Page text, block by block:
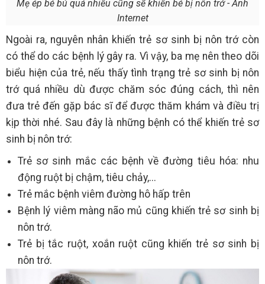
Mẹ ép bé bú quá nhiều cũng sẽ khiến bé bị nôn trớ - Ảnh
Internet
Ngoài ra, nguyên nhân khiến trẻ sơ sinh bị nôn trớ còn
có thể do các bệnh lý gây ra. Vì vậy, ba mẹ nên theo dõi
biểu hiện của trẻ, nếu thấy tình trạng trẻ sơ sinh bị nôn
trớ quá nhiều dù được chăm sóc đúng cách, thì nên
đưa trẻ đến gặp bác sĩ để được thăm khám và điều trị
kịp thời nhé. Sau đây là những bệnh có thể khiến trẻ sơ
sinh bị nôn trớ:
Trẻ sơ sinh mắc các bệnh về đường tiêu hóa: nhu
động ruột bị chậm, tiêu chảy,...
Trẻ mắc bệnh viêm đường hô hấp trên
Bệnh lý viêm màng não mủ cũng khiến trẻ sơ sinh bị
nôn trớ.
Trẻ bị tắc ruột, xoắn ruột cũng khiến trẻ sơ sinh bị
nôn trớ.